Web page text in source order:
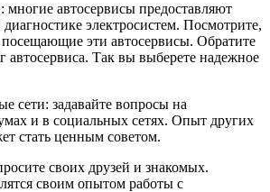
автосервисы предоставляют
электросистем. Посмотрите,
эти автосервисы. Обратите
автосервиса. Так вы выберете надежное
сети: задавайте вопросы на
и в социальных сетях. Опыт других
стать ценным советом.
своих друзей и знакомых.
своим опытом работы с